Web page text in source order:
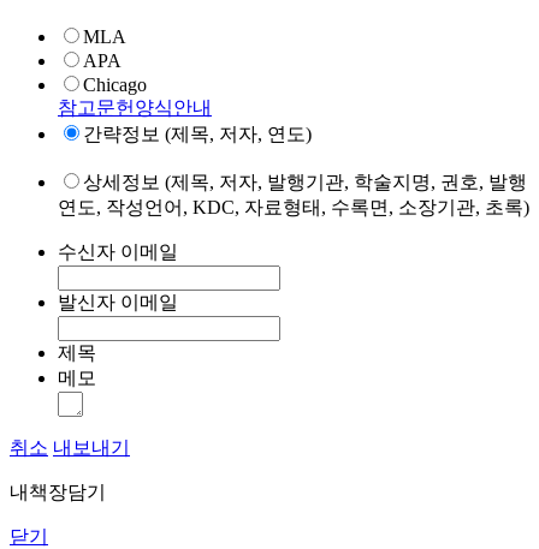
MLA
APA
Chicago
참고문헌양식안내
간략정보 (제목, 저자, 연도)
상세정보 (제목, 저자, 발행기관, 학술지명, 권호, 발행
연도, 작성언어, KDC, 자료형태, 수록면, 소장기관, 초록)
수신자 이메일
발신자 이메일
제목
메모
취소 내보내기
내책장담기
닫기